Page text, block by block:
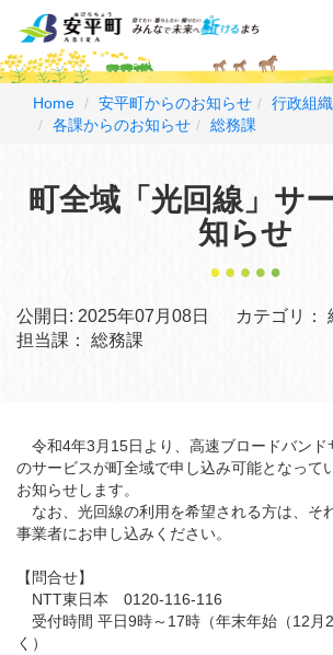
Home 安平町からのお知らせ
行政組
各課からのお知らせ
総務課
町全域「光回線」サ
知らせ
公開日: 2025年07月08日 カテゴリ：
担当課：
総務課
令和4年3月15日より、高速ブロードバンド
のサービスが町全域で申し込み可能となって
お知らせします。
なお、光回線の利用を希望される方は、そ
事業者にお申し込みください。
【問合せ】
NTT東日本 0120-116-116
受付時間 平日9時～17時（年末年始（12月
く）